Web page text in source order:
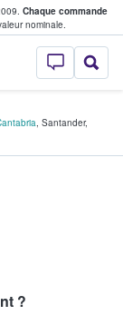
Chaque commande
nominale.
- Où
billets
, Santander,
?